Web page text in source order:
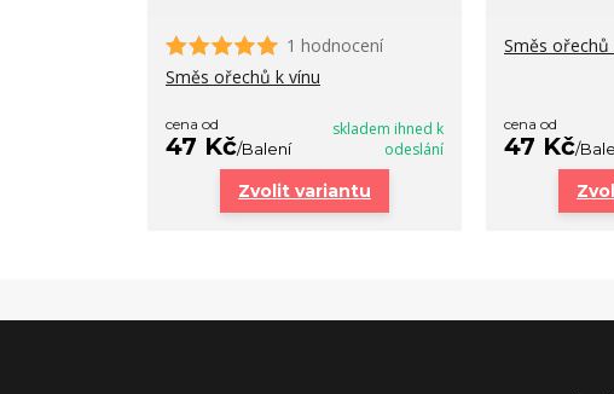
1 hodnocení
Směs ořechů k vínu
cena od
47 Kč/Balení
skladem ihned k
odeslání
Zvolit variantu
Směs
cena od
47 Kč/